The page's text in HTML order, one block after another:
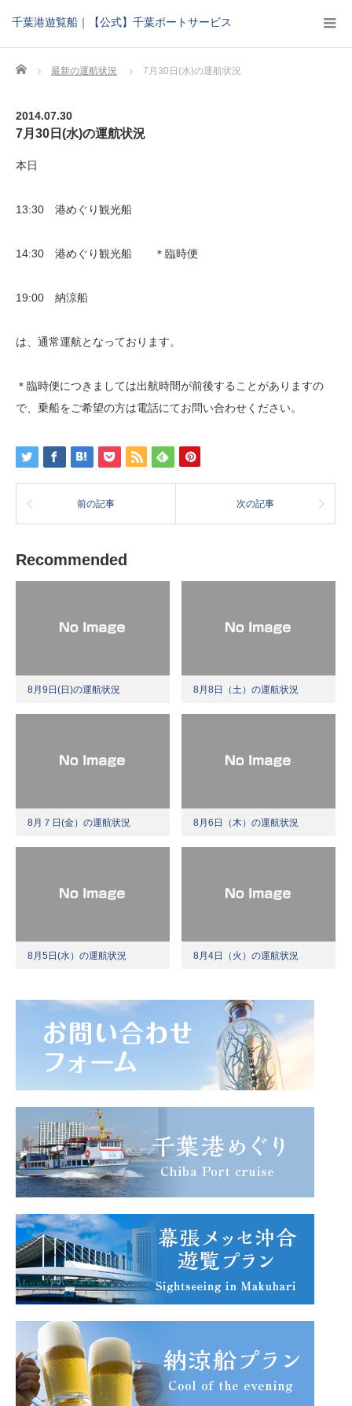
千葉港遊覧船｜【公式】千葉ポートサービス
Home 最新の運航状況 7月30日(水)の運航状況
2014.07.30
7月30日(水)の運航状況
本日
13:30 港めぐり観光船
14:30 港めぐり観光船 ＊臨時便
19:00 納涼船
は、通常運航となっております。
＊臨時便につきましては出航時間が前後することがありますの
で、乗船をご希望の方は電話にてお問い合わせください。
前の記事 次の記事
Recommended
8月9日(日)の運航状況 8月8日（土）の運航状況
8月７日(金）の運航状況 8月6日（木）の運航状況
8月5日(水）の運航状況 8月4日（火）の運航状況